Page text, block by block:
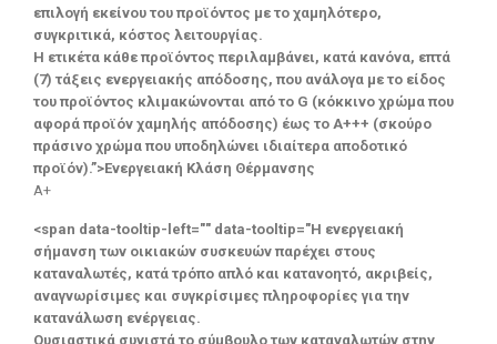
επιλογή εκείνου του προϊόντος με το χαμηλότερο,
συγκριτικά, κόστος λειτουργίας.
Η ετικέτα κάθε προϊόντος περιλαμβάνει, κατά κανόνα, επτά
(7) τάξεις ενεργειακής απόδοσης, που ανάλογα με το είδος
του προϊόντος κλιμακώνονται από το G (κόκκινο χρώμα που
αφορά προϊόν χαμηλής απόδοσης) έως το Α+++ (σκούρο
πράσινο χρώμα που υποδηλώνει ιδιαίτερα αποδοτικό
προϊόν).”>Ενεργειακή Κλάση Θέρμανσης
A+
<span data-tooltip-left="" data-tooltip="Η ενεργειακή
σήμανση των οικιακών συσκευών παρέχει στους
καταναλωτές, κατά τρόπο απλό και κατανοητό, ακριβείς,
αναγνωρίσιμες και συγκρίσιμες πληροφορίες για την
κατανάλωση ενέργειας.
Ουσιαστικά συνιστά το σύμβουλο των καταναλωτών στην